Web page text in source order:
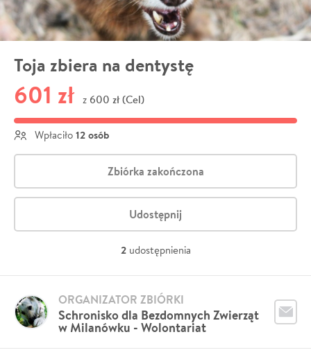
Toja zbiera na dentystę
601 zł z 600 zł (Cel)
Wpłaciło 12 osób
Zbiórka zakończona
Udostępnij
2 udostępnienia
Schronisko dla Bezdomnych Zwierząt
w Milanówku - Wolontariat
ORGANIZATOR ZBIÓRKI